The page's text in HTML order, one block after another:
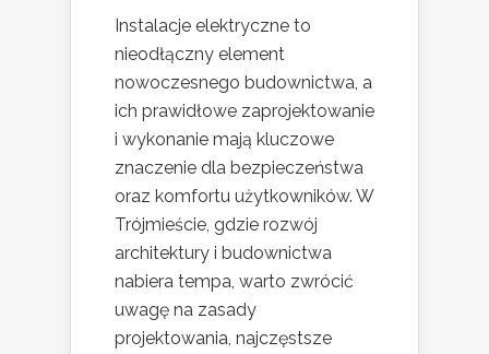
Instalacje elektryczne to
nieodłączny element
nowoczesnego budownictwa, a
ich prawidłowe zaprojektowanie
i wykonanie mają kluczowe
znaczenie dla bezpieczeństwa
oraz komfortu użytkowników. W
Trójmieście, gdzie rozwój
architektury i budownictwa
nabiera tempa, warto zwrócić
uwagę na zasady
projektowania, najczęstsze